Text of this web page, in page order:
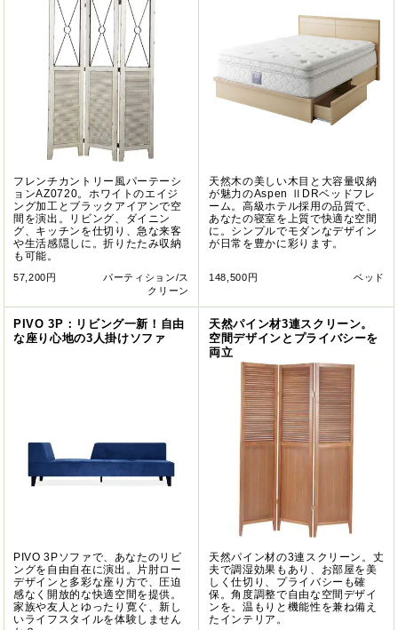
フレンチカントリー風パーテーシ
ョンAZ0720。ホワイトのエイジ
ング加工とブラックアイアンで空
間を演出。リビング、ダイニン
グ、キッチンを仕切り、急な来客
や生活感隠しに。折りたたみ収納
も可能。
57,200円
パーティション/ス
クリーン
天然木の美しい木目と大容量収納
が魅力のAspen ⅡDRベッドフレ
ーム。高級ホテル採用の品質で、
あなたの寝室を上質で快適な空間
に。シンプルでモダンなデザイン
が日常を豊かに彩ります。
148,500円 ベッド
PIVO 3P：リビング一新！自由
な座り心地の3人掛けソファ
PIVO 3Pソファで、あなたのリビ
ングを自由自在に演出。片肘ロー
デザインと多彩な座り方で、圧迫
感なく開放的な快適空間を提供。
家族や友人とゆったり寛ぐ、新し
いライフスタイルを体験しません
天然パイン材3連スクリーン。
空間デザインとプライバシーを
両立
天然パイン材の3連スクリーン。丈
夫で調湿効果もあり、お部屋を美
しく仕切り、プライバシーも確
保。角度調整で自由な空間デザイ
ンを。温もりと機能性を兼ね備え
たインテリア。